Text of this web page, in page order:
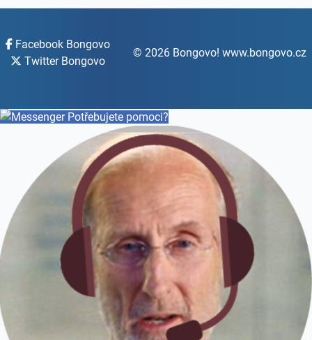
Facebook Bongovo
Twitter Bongovo
© 2026 Bongovo! www.bongovo.cz
Potřebujete pomoci?